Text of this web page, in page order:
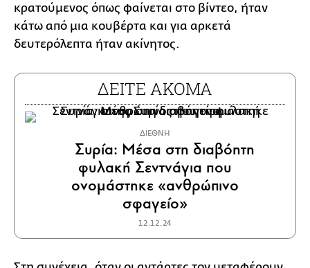
κρατούμενος όπως φαίνεται στο βίντεο, ήταν
κάτω από μια κουβέρτα και για αρκετά
δευτερόλεπτα ήταν ακίνητος.
ΔΕΙΤΕ ΑΚΟΜΑ
ΔΙΕΘΝΗ
Συρία: Μέσα στη διαβόητη
φυλακή Σεντνάγια που
ονομάστηκε «ανθρώπινο
σφαγείο»
12.12.24